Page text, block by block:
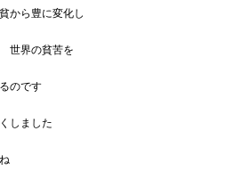
から豊に変化し
世界の貧苦を
のです
しました